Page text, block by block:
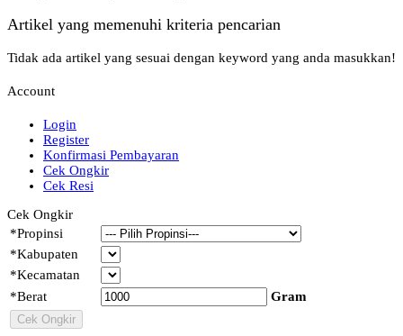
Artikel yang memenuhi kriteria pencarian
Tidak ada artikel yang sesuai dengan keyword yang anda masukkan!
Account
Login
Register
Konfirmasi Pembayaran
Cek Ongkir
Cek Resi
Cek Ongkir
*Propinsi
*Kabupaten
*Kecamatan
*Berat Gram
Cek Ongkir